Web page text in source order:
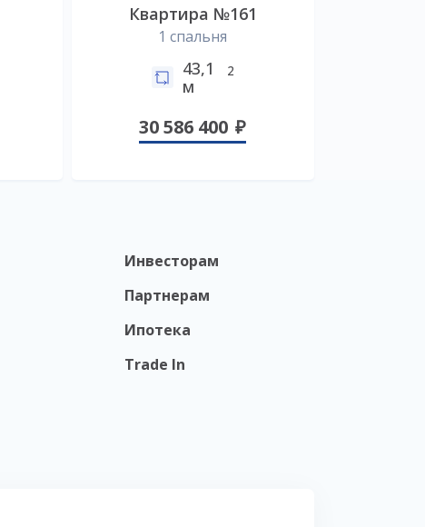
Квартира №161
1 спальня
43,1
м
2
30 586 400
Инвесторам
Партнерам
Ипотека
Trade In